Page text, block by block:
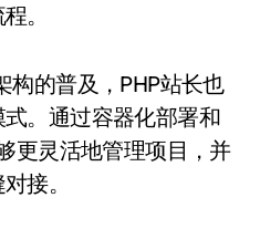
。
构的普及，PHP站长也
。通过容器化部署和
更灵活地管理项目，并
接。